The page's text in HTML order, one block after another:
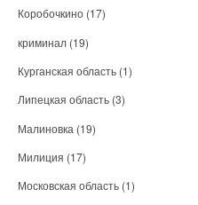
Коробочкино (17)
криминал (19)
Курганская область (1)
Липецкая область (3)
Малиновка (19)
Милиция (17)
Московская область (1)